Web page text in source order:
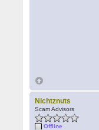
Nichtznuts
Scam Advisors
Offline